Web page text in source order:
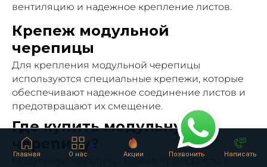
Главная О нас Акции Позвонить Написать
вентиляцию и надежное крепление листов.
Крепеж модульной
черепицы
Для крепления модульной черепицы
используются специальные крепежи, которые
обеспечивают надежное соединение листов и
предотвращают их смещение.
Где купить модульную
черепицу?
Модульную черепицу можно приобрести в